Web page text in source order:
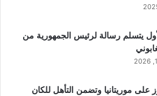
يتسلم رسالة لرئيس الجمهورية من
على موريتانيا وتضمن التأهل للكان